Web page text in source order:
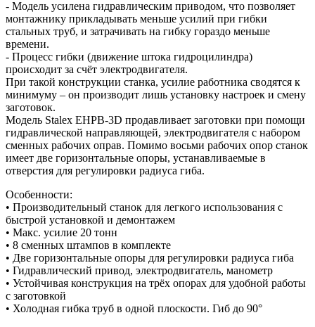
- Модель усилена гидравлическим приводом, что позволяет
монтажнику прикладывать меньше усилий при гибки
стальных труб, и затрачивать на гибку гораздо меньше
времени.
- Процесс гибки (движение штока гидроцилиндра)
происходит за счёт электродвигателя.
При такой конструкции станка, усилие работника сводятся к
минимуму – он производит лишь установку настроек и смену
заготовок.
Модель Stalex EHPB-3D продавливает заготовки при помощи
гидравлической направляющей, электродвигателя с набором
сменных рабочих оправ. Помимо восьми рабочих опор станок
имеет две горизонтальные опоры, устанавливаемые в
отверстия для регулировки радиуса гиба.
Особенности:
• Производительный станок для легкого использования с
быстрой установкой и демонтажем
• Макс. усилие 20 тонн
• 8 сменных штампов в комплекте
• Две горизонтальные опоры для регулировки радиуса гиба
• Гидравлический привод, электродвигатель, манометр
• Устойчивая конструкция на трёх опорах для удобной работы
с заготовкой
• Холодная гибка труб в одной плоскости. Гиб до 90°